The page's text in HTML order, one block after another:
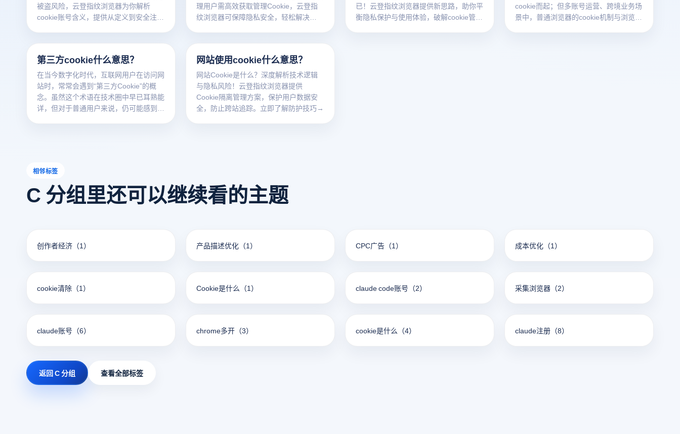
被盗风险，云登指纹浏览器为你解析
cookie账号含义，提供从定义到安全注册
理用户需高效获取管理Cookie，云登指
纹浏览器可保障隐私安全，轻松解决
已！云登指纹浏览器提供新思路，助你平
衡隐私保护与使用体验，破解cookie管理
cookie而起；但多账号运营、跨境业务场
景中，普通浏览器的cookie机制与浏览器
第三方cookie什么意思？
在当今数字化时代，互联网用户在访问网
站时，常常会遇到“第三方Cookie”的概
念。虽然这个术语在技术圈中早已耳熟能
详，但对于普通用户来说，仍可能感到陌
网站使用cookie什么意思？
网站Cookie是什么？深度解析技术逻辑
与隐私风险！云登指纹浏览器提供
Cookie隔离管理方案，保护用户数据安
全，防止跨站追踪。立即了解防护技巧→
相邻标签
C 分组里还可以继续看的主题
创作者经济 （1） 产品描述优化 （1） CPC广告 （1） 成本优化 （1）
cookie清除 （1） Cookie是什么 （1） claude code账号 （2） 采集浏览器 （2）
claude账号 （6） chrome多开 （3） cookie是什么 （4） claude注册 （8）
返回 C 分组 查看全部标签